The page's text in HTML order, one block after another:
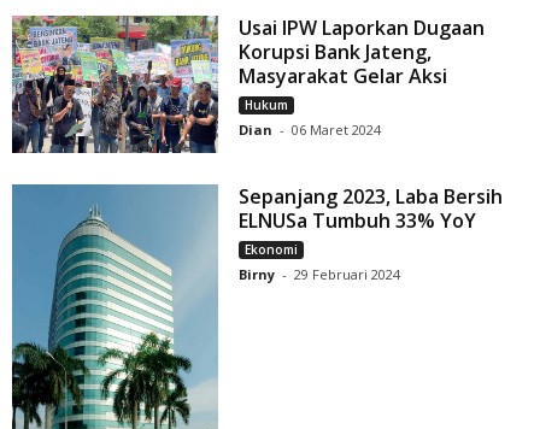
Usai IPW Laporkan Dugaan
Korupsi Bank Jateng,
Masyarakat Gelar Aksi
Hukum
Dian - 06 Maret 2024
Sepanjang 2023, Laba Bersih
ELNUSa Tumbuh 33% YoY
Ekonomi
Birny - 29 Februari 2024